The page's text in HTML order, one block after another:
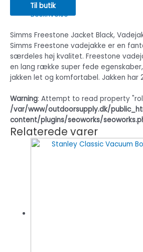
Til butik
Beskrivelse
Simms Freestone Jacket Black,
Simms Freestone vadejakke er en
særdeles høj kvalitet. Freestone
en lang række super fede
jakken let og komfortabel. Jakken har
Warning: Attempt to read property
/var/www/outdoorsupply.dk/
content/plugins/seoworks/
Relaterede varer